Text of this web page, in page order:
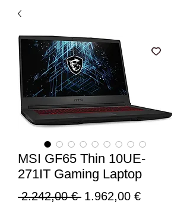
MSI GF65 Thin 10UE-
271IT Gaming Laptop
2.242,00 € Κανονική
1.962,00 €Τιμή